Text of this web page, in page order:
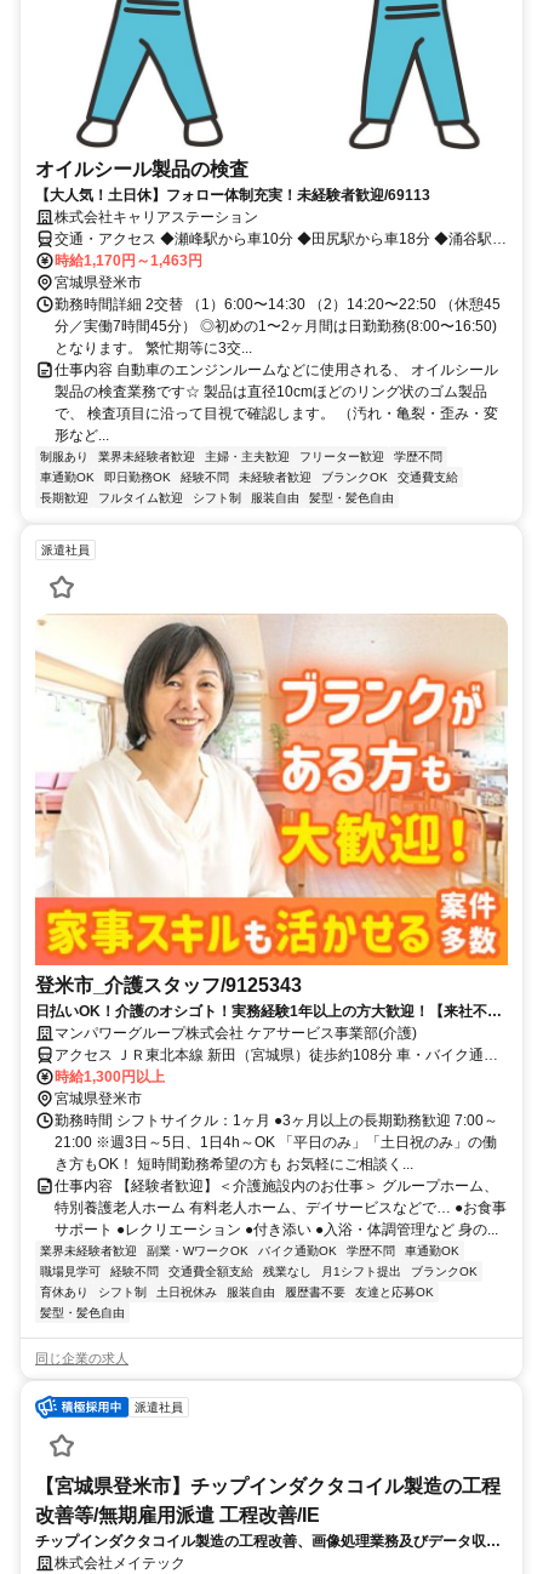
オイルシール製品の検査
【大人気！土日休】フォロー体制充実！未経験者歓迎/69113
株式会社キャリアステーション
交通・アクセス ◆瀬峰駅から車10分 ◆田尻駅から車18分 ◆涌谷駅か
ら車28分（宮城県登米市南方町）
時給1,170円～1,463円
宮城県登米市
勤務時間詳細 2交替 （1）6:00〜14:30 （2）14:20〜22:50 （休憩45
分／実働7時間45分） ◎初めの1〜2ヶ月間は日勤勤務(8:00〜16:50)
となります。 繁忙期等に3交...
仕事内容 自動車のエンジンルームなどに使用される、 オイルシール
製品の検査業務です☆ 製品は直径10cmほどのリング状のゴム製品
で、 検査項目に沿って目視で確認します。 （汚れ・亀裂・歪み・変
形など...
制服あり 業界未経験者歓迎 主婦・主夫歓迎 フリーター歓迎
学歴不問
車通勤OK
即日勤務OK 経験不問 未経験者歓迎 ブランクOK
交通費支給
長期歓迎
フルタイム歓迎 シフト制 服装自由 髪型・髪色自由
派遣社員
登米市_介護スタッフ/9125343
日払いOK！介護のオシゴト！実務経験1年以上の方大歓迎！【来社不
要！WEB・電話登録ＯＫ】
マンパワーグループ株式会社 ケアサービス事業部(介護)
アクセス ＪＲ東北本線 新田（宮城県）徒歩約108分 車・バイク通勤
OK（派遣先による）
時給1,300円以上
宮城県登米市
勤務時間 シフトサイクル：1ヶ月 ●3ヶ月以上の長期勤務歓迎 7:00～
21:00 ※週3日～5日、1日4h～OK 「平日のみ」「土日祝のみ」の働
き方もOK！ 短時間勤務希望の方も お気軽にご相談く...
仕事内容 【経験者歓迎】＜介護施設内のお仕事＞ グループホーム、
特別養護老人ホーム 有料老人ホーム、デイサービスなどで… ●お食事
サポート ●レクリエーション ●付き添い ●入浴・体調管理など 身の...
業界未経験者歓迎 副業・WワークOK バイク通勤OK 学歴不問
車通勤OK
職場見学可
経験不問 交通費全額支給 残業なし 月1シフト提出
ブランクOK
育休あり
シフト制 土日祝休み 服装自由 履歴書不要
友達と応募OK
髪型・髪色自由
同じ企業の求人
派遣社員
【宮城県登米市】チップインダクタコイル製造の工程
改善等/無期雇用派遣 工程改善/IE
チップインダクタコイル製造の工程改善、画像処理業務及びデータ収集
システムのプログラミング業務をご担当いただきます。
株式会社メイテック